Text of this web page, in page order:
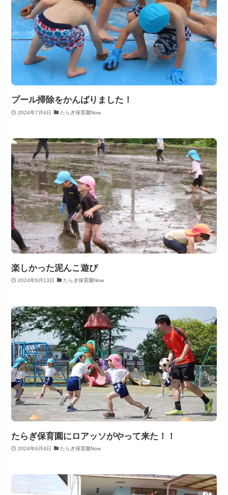
プール掃除をかんばりました！
2024年7月4日 たらぎ保育園Now
楽しかった泥んこ遊び
2024年6月13日 たらぎ保育園Now
たらぎ保育園にロアッソがやって来た！！
2024年6月4日 たらぎ保育園Now